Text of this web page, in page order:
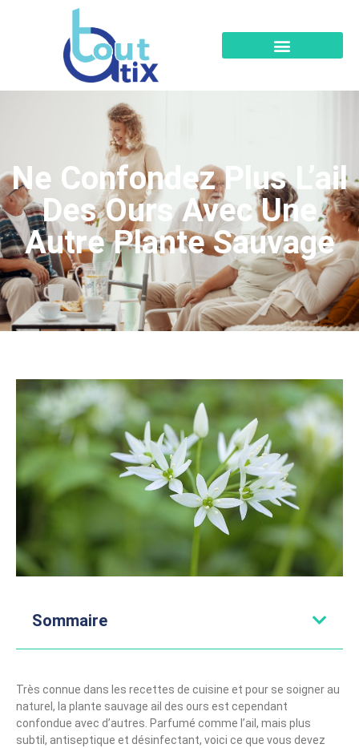
Ne Confondez Plus L’ail
Des Ours Avec Une
Autre Plante Sauvage
Sommaire
Très connue dans les recettes de cuisine et pour se soigner au
naturel, la plante sauvage ail des ours est cependant
confondue avec d’autres. Parfumé comme l’ail, mais plus
subtil, antiseptique et désinfectant, voici ce que vous devez